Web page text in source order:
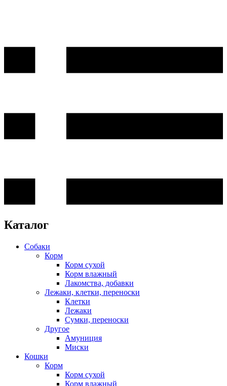
Каталог
Собаки
Корм
Корм сухой
Корм влажный
Лакомства, добавки
Лежаки, клетки, переноски
Клетки
Лежаки
Сумки, переноски
Другое
Амуниция
Миски
Кошки
Корм
Корм сухой
Корм влажный